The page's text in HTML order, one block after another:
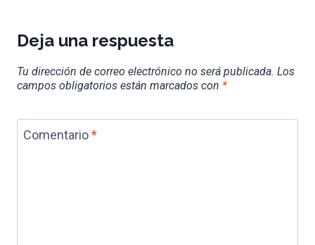
Deja una respuesta
Tu dirección de correo electrónico no será publicada. Los
campos obligatorios están marcados con *
Comentario*